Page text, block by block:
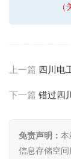
上一篇 四川电
下一篇 错过四
免责声明：
信息存储空